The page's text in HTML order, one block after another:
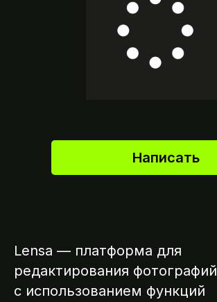
Написать
Lensa — платформа для
редактирования фотографий
с использованием функций